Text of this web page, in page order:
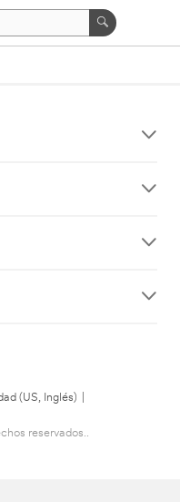
(US, Inglés)
reservados..